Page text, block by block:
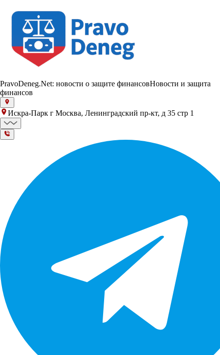
PravoDeneg.Net: новости о защите финансовНовости и защита
финансов
Искра-Парк г Москва, Ленинградский пр-кт, д 35 стр 1